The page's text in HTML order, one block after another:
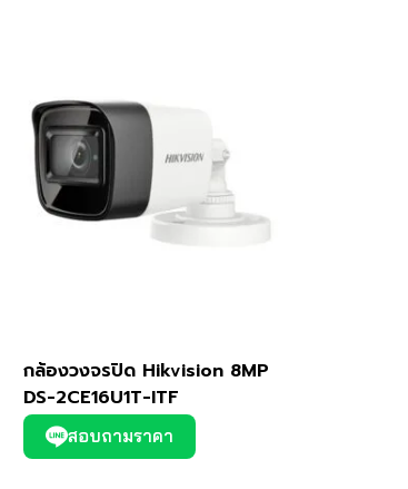
กล้องวงจรปิด Hikvision 8MP
DS-2CE16U1T-ITF
สอบถามราคา